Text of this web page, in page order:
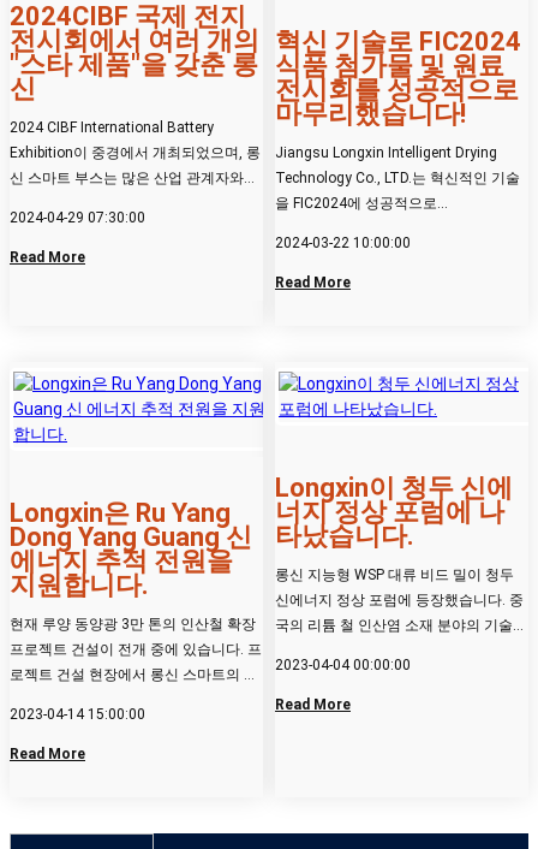
2024CIBF 국제 전지
전시회에서 여러 개의
"스타 제품"을 갖춘 롱
신
2024 CIBF International Battery
Exhibition이 중경에서 개최되었으며, 롱
신 스마트 부스는 많은 산업 관계자와
2024-04-29 07:30:00
Read More
혁신 기술로 FIC2024
식품 첨가물 및 원료
전시회를 성공적으로
마무리했습니다!
Jiangsu Longxin Intelligent Drying
Technology Co., LTD.는 혁신적인 기술
을 FIC2024에 성공적으로...
2024-03-22 10:00:00
Read More
Longxin은 Ru Yang
Dong Yang Guang 신
에너지 추적 전원을
지원합니다.
현재 루양 동양광 3만 톤의 인산철 확장
프로젝트 건설이 전개 중에 있습니다. 프
로젝트 건설 현장에서 롱신 스마트의 비
2023-04-14 15:00:00
Read More
Longxin이 청두 신에
너지 정상 포럼에 나
타났습니다.
롱신 지능형 WSP 대류 비드 밀이 청두
신에너지 정상 포럼에 등장했습니다. 중
국의 리튬 철 인산염 소재 분야의 기술
2023-04-04 00:00:00
Read More